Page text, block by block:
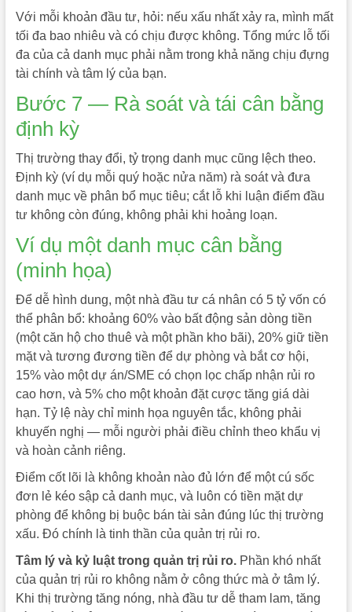
Với mỗi khoản đầu tư, hỏi: nếu xấu nhất xảy ra, mình mất
tối đa bao nhiêu và có chịu được không. Tổng mức lỗ tối
đa của cả danh mục phải nằm trong khả năng chịu đựng
tài chính và tâm lý của bạn.
Bước 7 — Rà soát và tái cân bằng
định kỳ
Thị trường thay đổi, tỷ trọng danh mục cũng lệch theo.
Định kỳ (ví dụ mỗi quý hoặc nửa năm) rà soát và đưa
danh mục về phân bổ mục tiêu; cắt lỗ khi luận điểm đầu
tư không còn đúng, không phải khi hoảng loạn.
Ví dụ một danh mục cân bằng
(minh họa)
Để dễ hình dung, một nhà đầu tư cá nhân có 5 tỷ vốn có
thể phân bổ: khoảng 60% vào bất động sản dòng tiền
(một căn hộ cho thuê và một phần kho bãi), 20% giữ tiền
mặt và tương đương tiền để dự phòng và bắt cơ hội,
15% vào một dự án/SME có chọn lọc chấp nhận rủi ro
cao hơn, và 5% cho một khoản đặt cược tăng giá dài
hạn. Tỷ lệ này chỉ minh họa nguyên tắc, không phải
khuyến nghị — mỗi người phải điều chỉnh theo khẩu vị
và hoàn cảnh riêng.
Điểm cốt lõi là không khoản nào đủ lớn để một cú sốc
đơn lẻ kéo sập cả danh mục, và luôn có tiền mặt dự
phòng để không bị buộc bán tài sản đúng lúc thị trường
xấu. Đó chính là tinh thần của quản trị rủi ro.
Tâm lý và kỷ luật trong quản trị rủi ro.Phần khó nhất
của quản trị rủi ro không nằm ở công thức mà ở tâm lý.
Khi thị trường tăng nóng, nhà đầu tư dễ tham lam, tăng